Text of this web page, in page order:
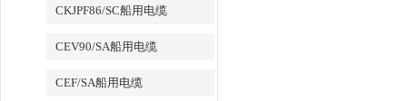
CKJPF86/SC船用电缆
CEV90/SA船用电缆
CEF/SA船用电缆